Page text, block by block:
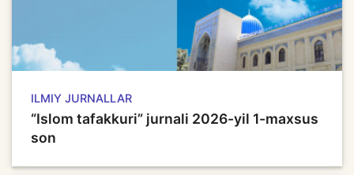
ILMIY JURNALLAR
“Islom tafakkuri” jurnali 2026-yil 1-maxsus
son